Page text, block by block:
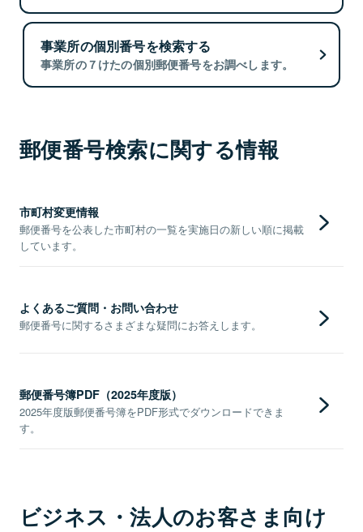
事業所の個別番号を検索する
事業所の７けたの個別郵便番号をお調べします。
郵便番号検索に関する情報
市町村変更情報
郵便番号を公表した市町村の一覧を実施日の新しい順に掲載
しています。
よくあるご質問・お問い合わせ
郵便番号に関するさまざまな疑問にお答えします。
郵便番号簿PDF（2025年度版）
2025年度版郵便番号簿をPDF形式でダウンロードできま
す。
ビジネス・法人のお客さま向け